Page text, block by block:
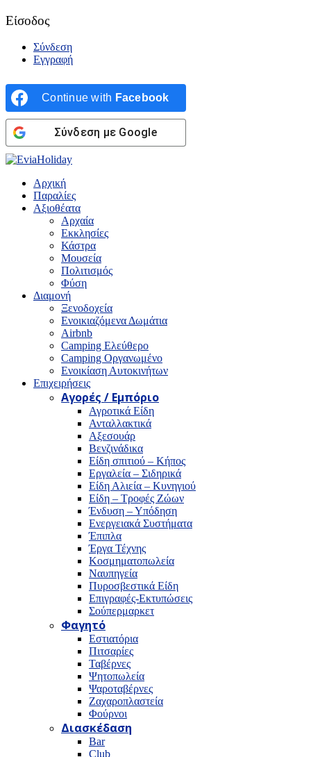
Είσοδος
Σύνδεση
Εγγραφή
Continue with Facebook
Σύνδεση με Google
Αρχική
Παραλίες
Αξιοθέατα
Αρχαία
Εκκλησίες
Κάστρα
Μουσεία
Πολιτισμός
Φύση
Διαμονή
Ξενοδοχεία
Ενοικιαζόμενα Δωμάτια
Airbnb
Camping Ελεύθερο
Camping Οργανωμένο
Ενοικίαση Αυτοκινήτων
Επιχειρήσεις
Αγορές / Εμπόριο
Αγροτικά Είδη
Ανταλλακτικά
Αξεσουάρ
Βενζινάδικα
Είδη σπιτιού – Κήπος
Εργαλεία – Σιδηρικά
Είδη Αλιεία – Κυνηγιού
Είδη – Τροφές Ζώων
Ένδυση – Υπόδηση
Ενεργειακά Συστήματα
Έπιπλα
Έργα Τέχνης
Κοσμηματοπωλεία
Ναυπηγεία
Πυροσβεστικά Είδη
Επιγραφές-Εκτυπώσεις
Σούπερμαρκετ
Φαγητό
Εστιατόρια
Πιτσαρίες
Ταβέρνες
Ψητοπωλεία
Ψαροταβέρνες
Ζαχαροπλαστεία
Φούρνοι
Διασκέδαση
Bar
Club